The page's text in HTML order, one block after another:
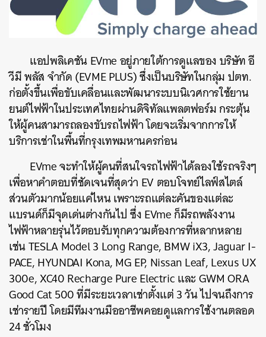
แอปพลิเคชัน EVme อยู่ภายใต้การดูแลของ บริษัท อี
วีมี พลัส จำกัด (EVME PLUS) ซึ่งเป็นบริษัทในกลุ่ม ปตท.
ก่อตั้งขึ้นเพื่อขับเคลื่อนและพัฒนาระบบนิเวศการใช้ยาน
ยนต์ไฟฟ้าในประเทศไทยผ่านดิจิทัลแพลตฟอร์ม กระตุ้น
ให้ผู้คนสามารถลองขับรถไฟฟ้า โดยจะเริ่มจากการให้
บริการเช่าในพื้นที่กรุงเทพมหานครก่อน
EVme จะทำให้ผู้คนที่สนใจรถไฟฟ้าได้ลองใช้รถจริงๆ
เพื่อหาคำตอบที่ชัดเจนที่สุดว่า EV ตอบโจทย์ไลฟ์สไตล์
ส่วนตัวมากน้อยแค่ไหน เพราะรถแต่ละคันของแต่ละ
แบรนด์ก็มีจุดเด่นต่างกันไป ซึ่ง EVme ก็มีรถพลังงาน
ไฟฟ้าหลายรุ่นไว้ตอบรับทุกความต้องการที่หลากหลาย
เช่น TESLA Model 3 Long Range, BMW iX3, Jaguar I-
PACE, HYUNDAI Kona, MG EP, Nissan Leaf, Lexus UX
300e, XC40 Recharge Pure Electric และ GWM ORA
Good Cat 500 ที่มีระยะเวลาเช่าตั้งแต่ 3 วัน ไปจนถึงการ
เช่ารายปี โดยมีทีมงานมืออาชีพคอยดูแลการใช้งานตลอด
24 ชั่วโมง